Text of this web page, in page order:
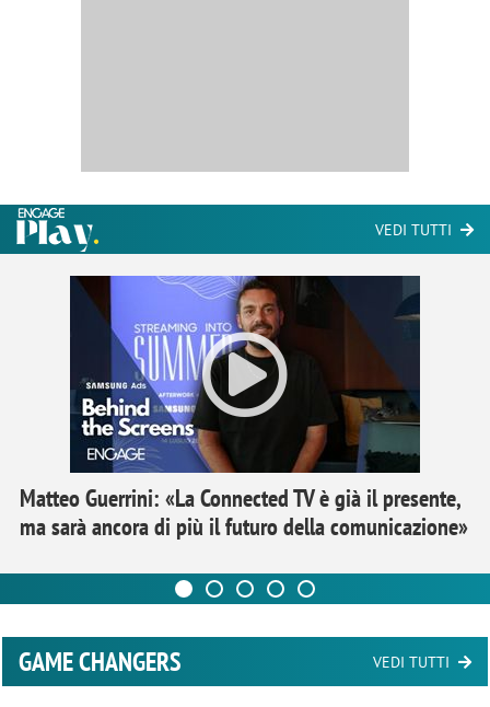
VEDI TUTTI
Matteo Guerrini: «La Connected TV è già il presente,
ma sarà ancora di più il futuro della comunicazione»
GAME CHANGERS VEDI TUTTI